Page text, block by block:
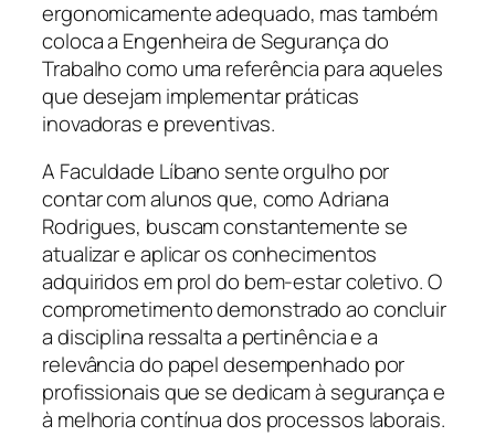
ergonomicamente adequado, mas também
coloca a Engenheira de Segurança do
Trabalho como uma referência para aqueles
que desejam implementar práticas
inovadoras e preventivas.
A Faculdade Líbano sente orgulho por
contar com alunos que, como Adriana
Rodrigues, buscam constantemente se
atualizar e aplicar os conhecimentos
adquiridos em prol do bem-estar coletivo. O
comprometimento demonstrado ao concluir
a disciplina ressalta a pertinência e a
relevância do papel desempenhado por
profissionais que se dedicam à segurança e
à melhoria contínua dos processos laborais.